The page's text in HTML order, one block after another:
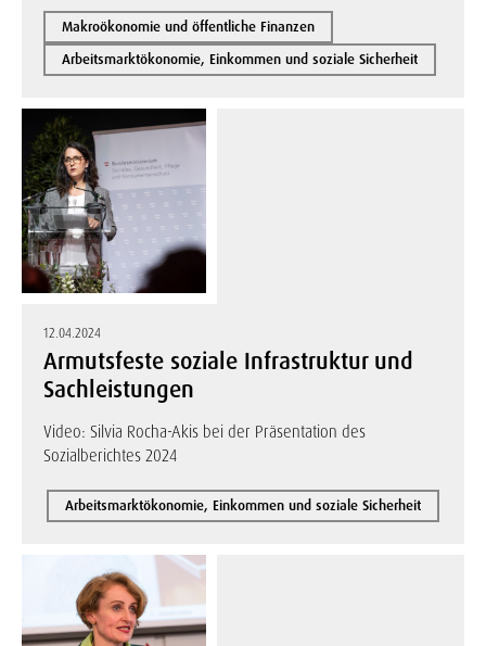
Makroökonomie und öffentliche Finanzen
Arbeitsmarktökonomie, Einkommen und soziale Sicherheit
12.04.2024
Armutsfeste soziale Infrastruktur und
Sachleistungen
Video: Silvia Rocha-Akis bei der Präsentation des
Sozialberichtes 2024
Arbeitsmarktökonomie, Einkommen und soziale Sicherheit